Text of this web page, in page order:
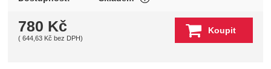
780 Kč
( 644,63 Kč bez DPH)
Koupit